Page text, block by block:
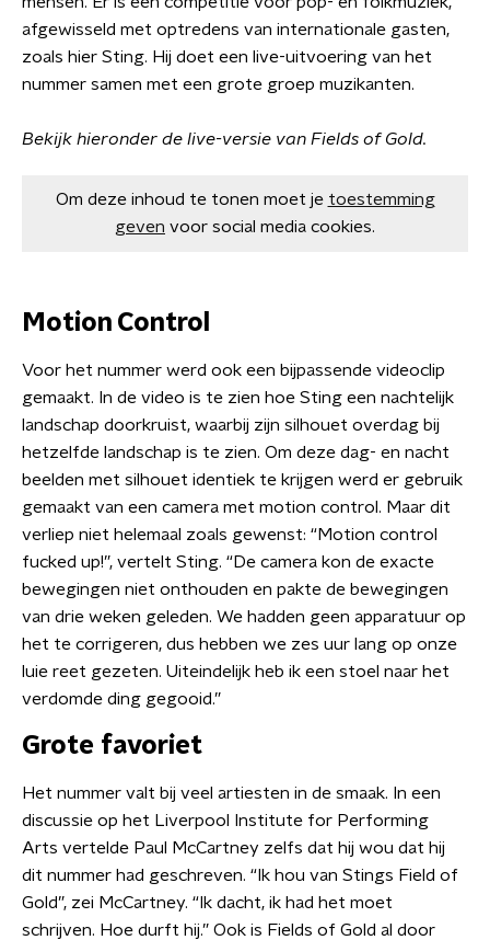
afgewisseld met optredens van internationale gasten,
zoals hier Sting. Hij doet een live-uitvoering van het
nummer samen met een grote groep muzikanten.
Bekijk hieronder de live-versie van Fields of Gold.
Om deze inhoud te tonen moet je toestemming
geven voor social media cookies.
Motion Control
Voor het nummer werd ook een bijpassende videoclip
gemaakt. In de video is te zien hoe Sting een nachtelijk
landschap doorkruist, waarbij zijn silhouet overdag bij
hetzelfde landschap is te zien. Om deze dag- en nacht
beelden met silhouet identiek te krijgen werd er gebruik
gemaakt van een camera met motion control. Maar dit
verliep niet helemaal zoals gewenst: “Motion control
fucked up!”, vertelt Sting. “De camera kon de exacte
bewegingen niet onthouden en pakte de bewegingen
van drie weken geleden. We hadden geen apparatuur op
het te corrigeren, dus hebben we zes uur lang op onze
luie reet gezeten. Uiteindelijk heb ik een stoel naar het
verdomde ding gegooid.”
Grote favoriet
Het nummer valt bij veel artiesten in de smaak. In een
discussie op het Liverpool Institute for Performing
Arts vertelde Paul McCartney zelfs dat hij wou dat hij
dit nummer had geschreven. “Ik hou van Stings Field of
Gold”, zei McCartney. “Ik dacht, ik had het moet
schrijven. Hoe durft hij.” Ook is Fields of Gold al door